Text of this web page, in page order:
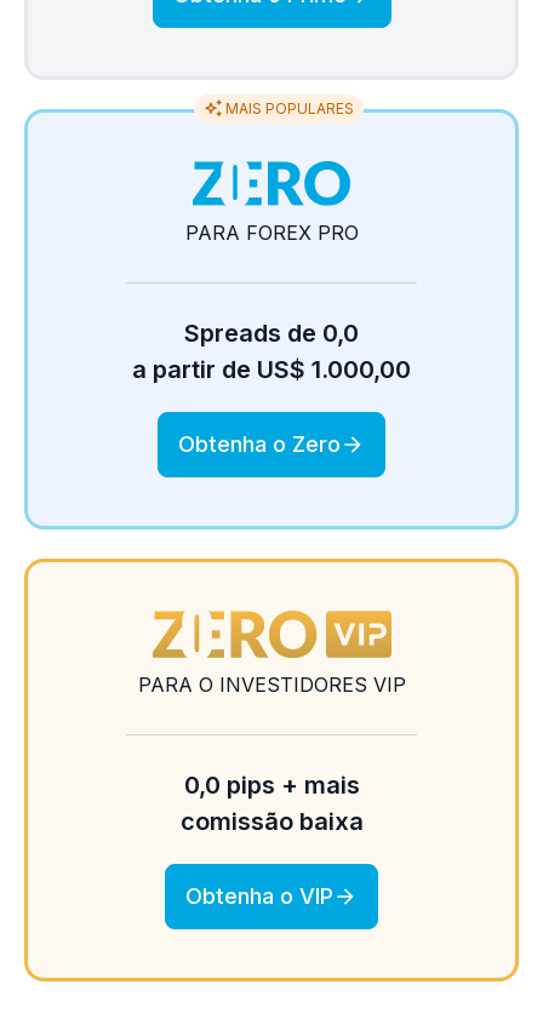
PARA FOREX PRO
Spreads de 0,0
a partir de US$ 1.000,00
Obtenha o Zero
MAIS POPULARES
PARA O INVESTIDORES VIP
0,0 pips + mais
comissão baixa
Obtenha o VIP